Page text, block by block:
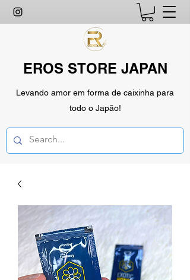
EROS STORE JAPAN
Levando amor em forma de caixinha para
todo o Japão!